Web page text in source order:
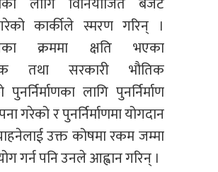
कार्कीले स्मरण गरिन् ।
क्रममा क्षति भएका
तथा सरकारी भौतिक
पुनर्निर्माणका लागि पुनर्निर्माण
गरेको र पुनर्निर्माणमा योगदान
उक्त कोषमा रकम जम्मा
गर्न पनि उनले आह्वान गरिन् ।